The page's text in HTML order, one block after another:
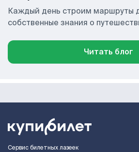
Каждый день строим маршруты
собственные знания о
Читать блог
Сервис билетных лазеек